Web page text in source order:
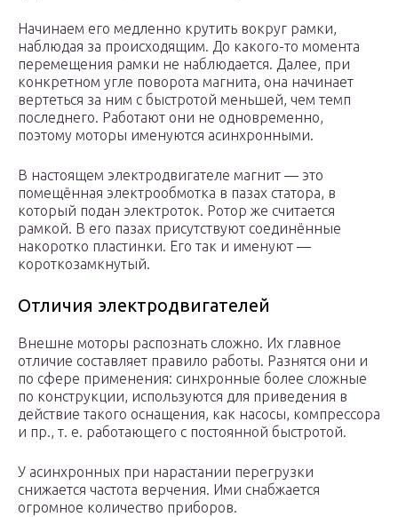
Начинаем его медленно крутить вокруг рамки,
наблюдая за происходящим. До какого-то момента
перемещения рамки не наблюдается. Далее, при
конкретном угле поворота магнита, она начинает
вертеться за ним с быстротой меньшей, чем темп
последнего. Работают они не одновременно,
поэтому моторы именуются асинхронными.
В настоящем электродвигателе магнит — это
помещённая электрообмотка в пазах статора, в
который подан электроток. Ротор же считается
рамкой. В его пазах присутствуют соединённые
накоротко пластинки. Его так и именуют —
короткозамкнутый.
Отличия электродвигателей
Внешне моторы распознать сложно. Их главное
отличие составляет правило работы. Разнятся они и
по сфере применения: синхронные более сложные
по конструкции, используются для приведения в
действие такого оснащения, как насосы, компрессора
и пр., т. е. работающего с постоянной быстротой.
У асинхронных при нарастании перегрузки
снижается частота верчения. Ими снабжается
огромное количество приборов.